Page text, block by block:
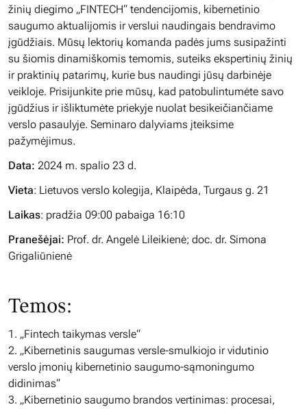
žinių diegimo „FINTECH“ tendencijomis, kibernetinio
saugumo aktualijomis ir verslui naudingais bendravimo
įgūdžiais. Mūsų lektorių komanda padės jums susipažinti
su šiomis dinamiškomis temomis, suteiks ekspertinių žinių
ir praktinių patarimų, kurie bus naudingi jūsų darbinėje
veikloje. Prisijunkite prie mūsų, kad patobulintumėte savo
įgūdžius ir išliktumėte priekyje nuolat besikeičiančiame
verslo pasaulyje. Seminaro dalyviams įteiksime
pažymėjimus.
Data: 2024 m. spalio 23 d.
Vieta: Lietuvos verslo kolegija, Klaipėda, Turgaus g. 21
Laikas: pradžia 09:00 pabaiga 16:10
Pranešėjai: Prof. dr. Angelė Lileikienė; doc. dr. Simona
Grigaliūnienė
Temos:
1. „Fintech taikymas versle“
2. „Kibernetinis saugumas versle-smulkiojo ir vidutinio
verslo įmonių kibernetinio saugumo-sąmoningumo
didinimas“
3. „Kibernetinio saugumo brandos vertinimas: procesai,